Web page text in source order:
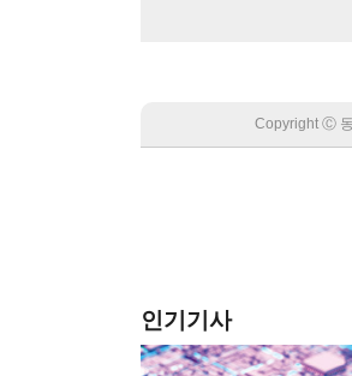
Copyright Ⓒ 동
인기기사